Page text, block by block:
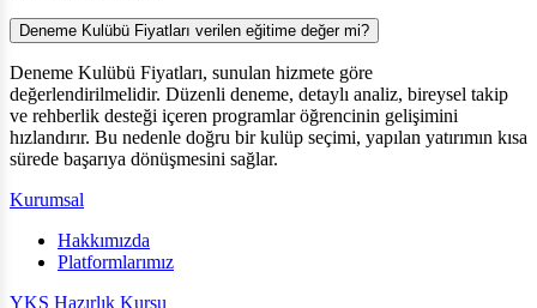
Deneme Kulübü Fiyatları verilen eğitime değer mi?
Deneme Kulübü Fiyatları, sunulan hizmete göre
değerlendirilmelidir. Düzenli deneme, detaylı analiz, bireysel takip
ve rehberlik desteği içeren programlar öğrencinin gelişimini
hızlandırır. Bu nedenle doğru bir kulüp seçimi, yapılan yatırımın kısa
sürede başarıya dönüşmesini sağlar.
Kurumsal
Hakkımızda
Platformlarımız
YKS Hazırlık Kursu